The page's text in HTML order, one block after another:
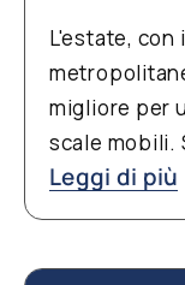
L'estate, con
migliore per
scale mobili.
Leggi di più